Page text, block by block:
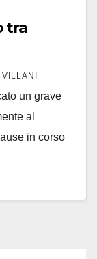
tra
un grave
al
in corso